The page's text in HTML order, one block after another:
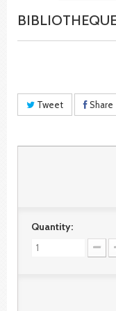
Tweet Share
Quantity: